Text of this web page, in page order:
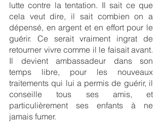
lutte contre la tentation. Il sait ce que
cela veut dire, il sait combien on a
dépensé, en argent et en effort pour le
guérir. Ce serait vraiment ingrat de
retourner vivre comme il le faisait avant.
Il devient ambassadeur dans son
temps libre, pour les nouveaux
traitements qui lui a permis de guérir, il
conseille tous ses amis, et
particulièrement ses enfants à ne
jamais fumer.